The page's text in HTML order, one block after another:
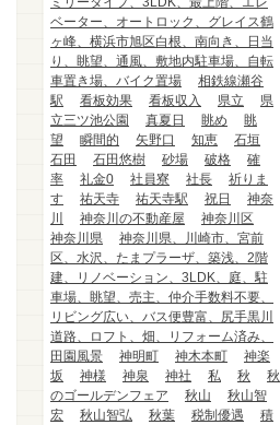
ベーター、オートロック、グレイス鶴
ヶ峰、横浜市旭区白根、南向き、日当
り、眺望、通風、敷地内駐車場、自転
車置き場、バイク置場
相鉄線瀬谷
駅
看板効果 看板収入 県立
県
立三ツ池公園
真夏日 眺め
眺
望
瞬間的 矢野口 知恵
石垣
石田
石田悠樹 砂場 破格
確
率
礼金0 社員寮 社長
祈りま
す
祐天寺 祐天寺駅 祝日
神奈
川
神奈川の不動産屋
神奈川区
神奈川県
神奈川県、川崎市、宮前
区、水沢、たまプラーザ、築浅、2階
建、リノベーション、3LDK、庭、駐
車場、眺望、売主、仲介手数料不要、
リビング広い、バス便豊富、尻手黒川
道路、ロフト、畑、リフォーム済み、
田園風景
神明町 神木本町
神楽
坂
神様 神泉 神社 私 秋
秋
のゴールデンフェア
秋山
秋山智
宏
秋山智弘 秋葉 税制優遇
積